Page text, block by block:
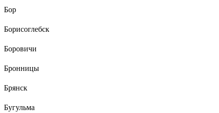
Бор
Борисоглебск
Боровичи
Бронницы
Брянск
Бугульма